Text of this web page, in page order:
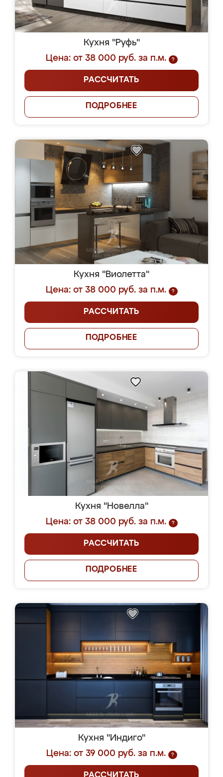
Кухня "Руфь"
Цена: от 38 000 руб. за п.м.
?
РАССЧИТАТЬ
ПОДРОБНЕЕ
Кухня "Виолетта"
Цена: от 38 000 руб. за п.м.
?
РАССЧИТАТЬ
ПОДРОБНЕЕ
Кухня "Новелла"
Цена: от 38 000 руб. за п.м.
?
РАССЧИТАТЬ
ПОДРОБНЕЕ
Кухня "Индиго"
Цена: от 39 000 руб. за п.м.
?